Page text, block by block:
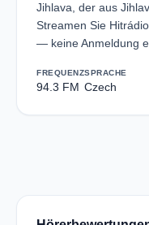
Jihlava, der aus
Streamen Sie
— keine Anmeldung
FREQUENZ
94.3 FM
SPRACHE
Czech